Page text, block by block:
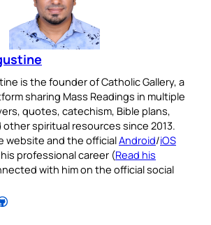
is the founder of Catholic Gallery, a
sharing Mass Readings in multiple
quotes, catechism, Bible plans,
spiritual resources since 2013.
website and the officialAndroid/iOS
professional career (Read his
with him on the official social
GitHub